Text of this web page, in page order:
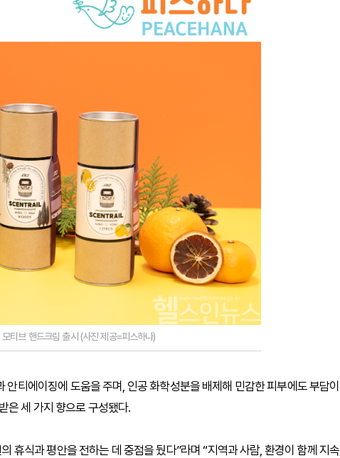
티브 핸드크림 출시 (사진 제공=피스하나)
티에이징에 도움을 주며, 인공 화학성분을 배제해 민감한 피부에도 부담이
은 세 가지 향으로 구성됐다.
휴식과 평안을 전하는 데 중점을 뒀다”라며 “지역과 사람, 환경이 함께 지속